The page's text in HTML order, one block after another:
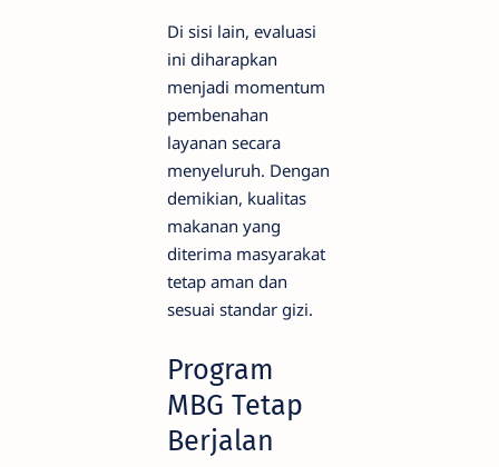
Di sisi lain, evaluasi
ini diharapkan
menjadi momentum
pembenahan
layanan secara
menyeluruh. Dengan
demikian, kualitas
makanan yang
diterima masyarakat
tetap aman dan
sesuai standar gizi.
Program
MBG Tetap
Berjalan